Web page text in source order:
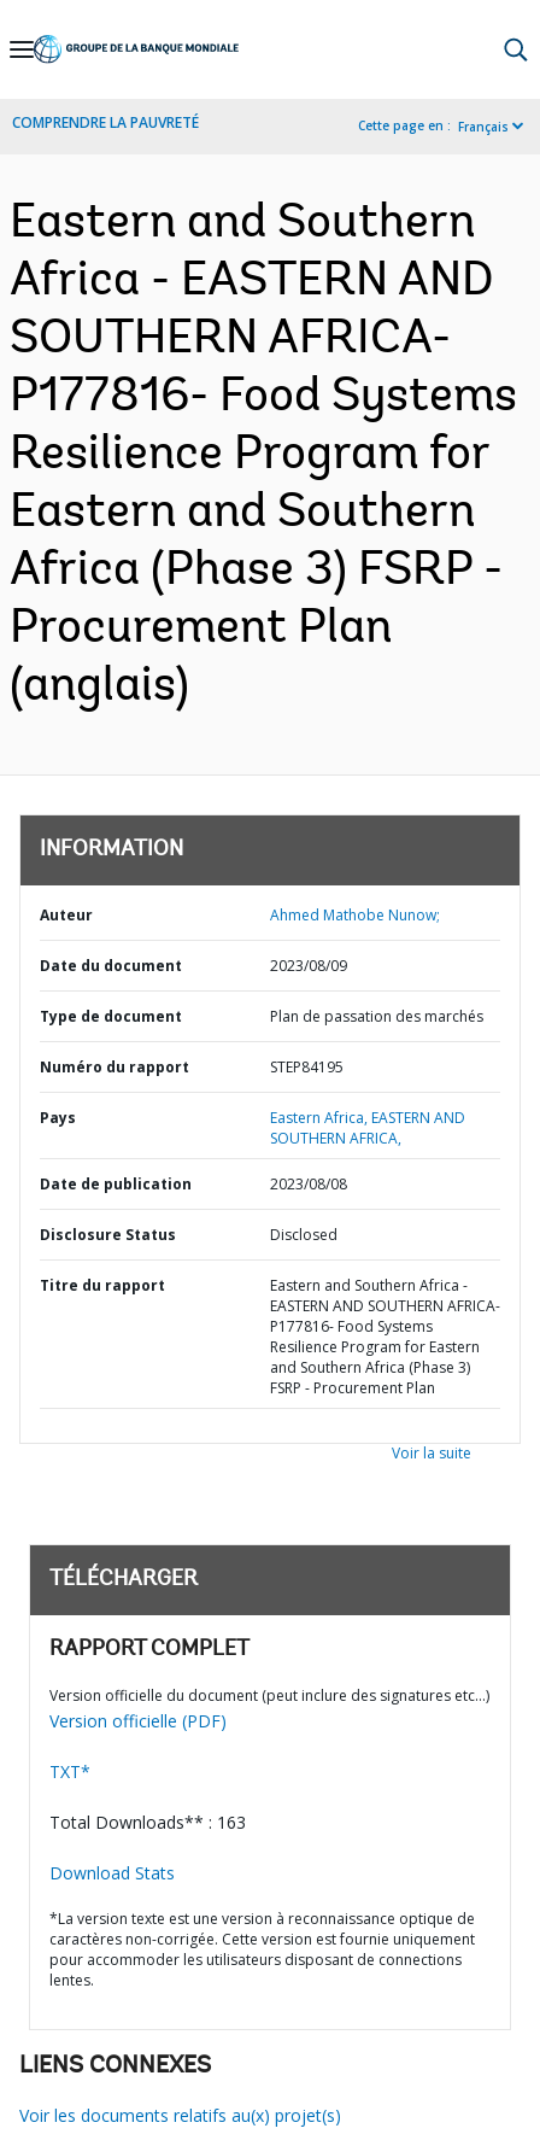
Skip
Navigation
COMPRENDRE LA PAUVRETÉ Cette page en : Français
Eastern and Southern
Africa - EASTERN AND
SOUTHERN AFRICA-
P177816- Food Systems
Resilience Program for
Eastern and Southern
Africa (Phase 3) FSRP -
Procurement Plan
(anglais)
INFORMATION
Auteur Ahmed Mathobe Nunow;
Date du document 2023/08/09
Type de document Plan de passation des marchés
Numéro du rapport STEP84195
Pays Eastern Africa,EASTERN AND
SOUTHERN AFRICA,
Date de publication 2023/08/08
Disclosure Status Disclosed
Titre du rapport
Eastern and Southern Africa -
EASTERN AND SOUTHERN AFRICA-
P177816- Food Systems
Resilience Program for Eastern
and Southern Africa (Phase 3)
FSRP - Procurement Plan
Voir la suite
TÉLÉCHARGER
RAPPORT COMPLET
Version officielle du document (peut inclure des signatures etc…)
Version officielle (PDF)
TXT*
Total Downloads** : 163
Download Stats
*La version texte est une version à reconnaissance optique de
caractères non-corrigée. Cette version est fournie uniquement
pour accommoder les utilisateurs disposant de connections
lentes.
LIENS CONNEXES
Voir les documents relatifs au(x) projet(s)